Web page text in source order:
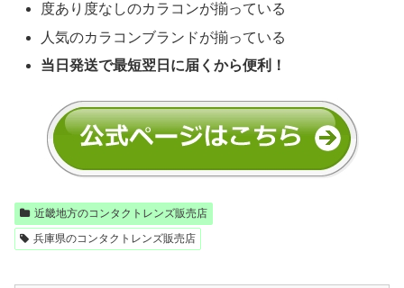
度あり度なしのカラコンが揃っている
人気のカラコンブランドが揃っている
当日発送で最短翌日に届くから便利！
近畿地方のコンタクトレンズ販売店
兵庫県のコンタクトレンズ販売店